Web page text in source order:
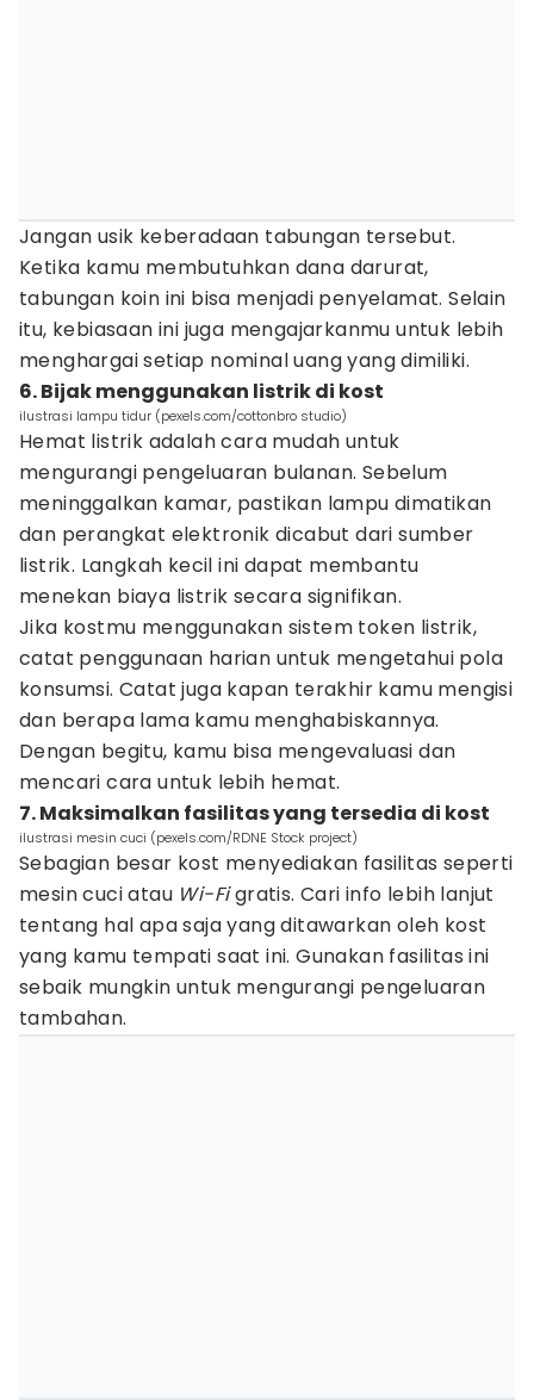
Jangan usik keberadaan tabungan tersebut.
Ketika kamu membutuhkan dana darurat,
tabungan koin ini bisa menjadi penyelamat. Selain
itu, kebiasaan ini juga mengajarkanmu untuk lebih
menghargai setiap nominal uang yang dimiliki.
6. Bijak menggunakan listrik di kost
ilustrasi lampu tidur (pexels.com/cottonbro studio)
Hemat listrik adalah cara mudah untuk
mengurangi pengeluaran bulanan. Sebelum
meninggalkan kamar, pastikan lampu dimatikan
dan perangkat elektronik dicabut dari sumber
listrik. Langkah kecil ini dapat membantu
menekan biaya listrik secara signifikan.
Jika kostmu menggunakan sistem token listrik,
catat penggunaan harian untuk mengetahui pola
konsumsi. Catat juga kapan terakhir kamu mengisi
dan berapa lama kamu menghabiskannya.
Dengan begitu, kamu bisa mengevaluasi dan
mencari cara untuk lebih hemat.
7. Maksimalkan fasilitas yang tersedia di kost
ilustrasi mesin cuci (pexels.com/RDNE Stock project)
Sebagian besar kost menyediakan fasilitas seperti
mesin cuci atau Wi-Figratis. Cari info lebih lanjut
tentang hal apa saja yang ditawarkan oleh kost
yang kamu tempati saat ini. Gunakan fasilitas ini
sebaik mungkin untuk mengurangi pengeluaran
tambahan.